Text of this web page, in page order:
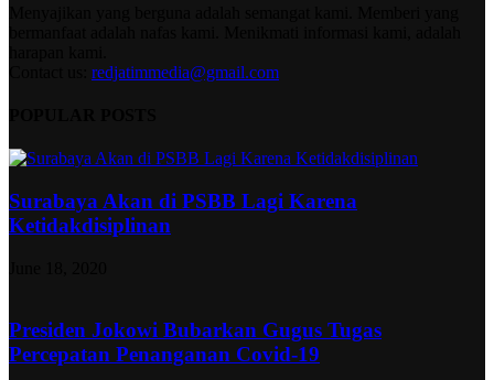
redjatimmedia@gmail.com
Surabaya Akan di PSBB Lagi Karena
Ketidakdisiplinan
Presiden Jokowi Bubarkan Gugus Tugas
Percepatan Penanganan Covid-19